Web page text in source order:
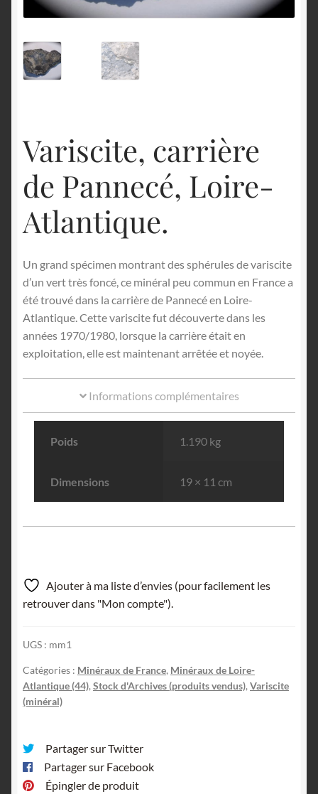
Variscite, carrière
de Pannecé, Loire-
Atlantique.
Un grand spécimen montrant des sphérules de variscite
d’un vert très foncé, ce minéral peu commun en France a
été trouvé dans la carrière de Pannecé en Loire-
Atlantique. Cette variscite fut découverte dans les
années 1970/1980, lorsque la carrière était en
exploitation, elle est maintenant arrêtée et noyée.
Informations complémentaires
Poids 1.190 kg
Dimensions 19 × 11 cm
Ajouter à ma liste d’envies (pour facilement les
retrouver dans "Mon compte").
UGS : mm1
Catégories : Minéraux de France, Minéraux de Loire-
Atlantique (44), Stock d'Archives (produits vendus), Variscite
(minéral)
Partager sur Twitter
Partager sur Facebook
Épingler de produit